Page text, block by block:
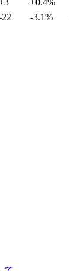
+0.4%
22 -3.1%